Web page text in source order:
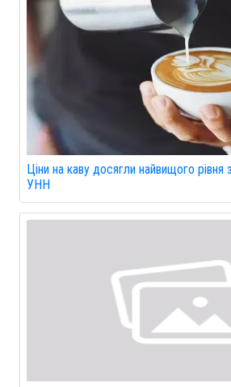
Ціни на каву досягли найвищого рівня
УНН